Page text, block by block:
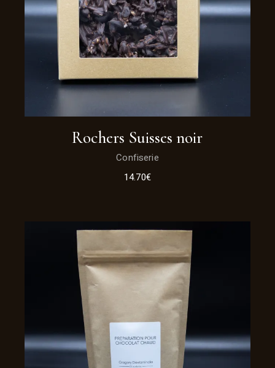
Rochers Suisses noir
Confiserie
14.70€